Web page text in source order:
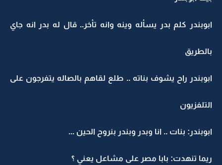
ابوبندر كلم بدر يسأله وينه وانه تأخر.. قال له بدر انه جاي
بالطريق
ابوبندر راح يشوف بناته .. طلع لقاهم بالصاله يتفرجون على
التلفزيون
ابوبندر: بنات .. انا وبدر وبندر بنروح الحين ...
ريما تنهدت: بابا مصر على مشاعل يعني ؟